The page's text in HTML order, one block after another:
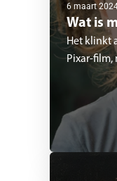
Wat is
Het klinkt
Pixar-film,
6 maart